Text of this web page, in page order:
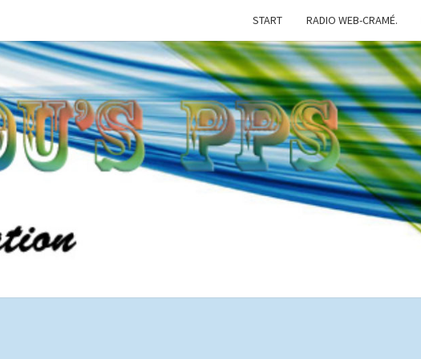
START RADIO WEB-CRAMÉ.